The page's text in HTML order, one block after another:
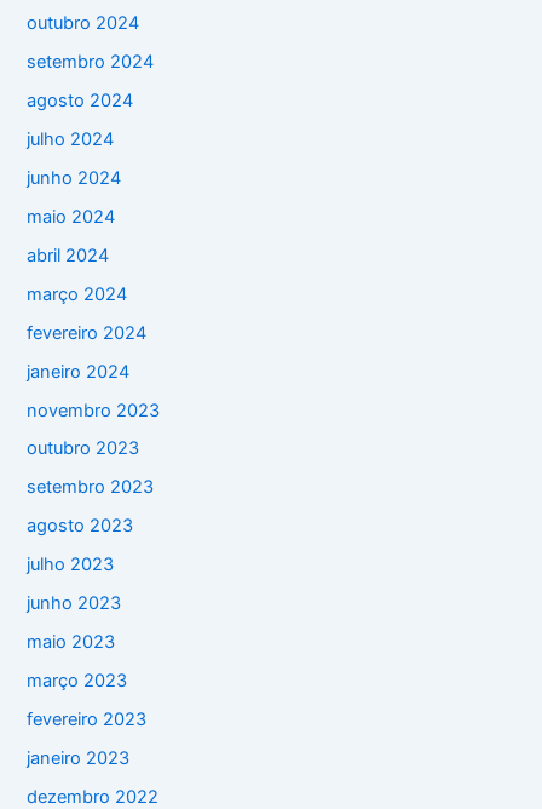
outubro 2024
setembro 2024
agosto 2024
julho 2024
junho 2024
maio 2024
abril 2024
março 2024
fevereiro 2024
janeiro 2024
novembro 2023
outubro 2023
setembro 2023
agosto 2023
julho 2023
junho 2023
maio 2023
março 2023
fevereiro 2023
janeiro 2023
dezembro 2022